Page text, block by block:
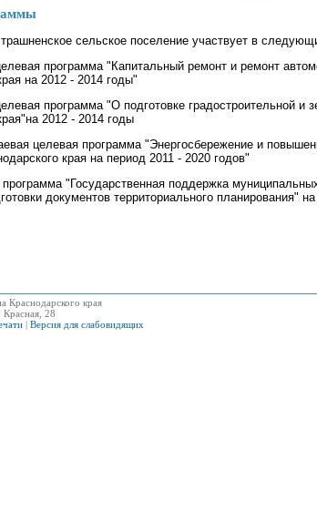
сельское поселение участвует в
программа "Капитальный ремонт и ремонт
на 2012 - 2014 годы"
программа "О подготовке градостроительной и
2012 - 2014 годы
целевая программа "Энергосбережение и
края на период 2011 - 2020 годов"
"Государственная поддержка
документов территориального планирования"
Краснодарского края
Красная, 28
| Версия для слабовидящих